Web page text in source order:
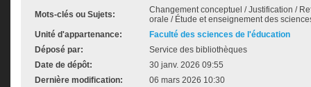
Mots-clés ou Sujets:
Changement conceptuel / Justification /
orale / Étude et enseignement des
Unité d'appartenance:
Faculté des sciences de l'éducation
Déposé par:
Service des bibliothèques
Date de dépôt:
30 janv. 2026 09:55
Dernière modification:
06 mars 2026 10:30